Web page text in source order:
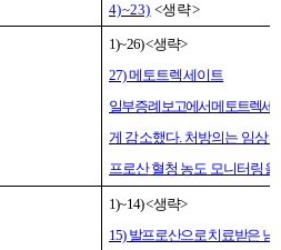
4)~23) <생략>
1)~26) <생략>
27)메토트렉세이트
일부 증례 보고에서 메토트렉세
게 감소했다. 처방의는 임상
프로산 혈청 농도 모니터링
1)~14) <생략>
15) 발프로산으로 치료받은 남